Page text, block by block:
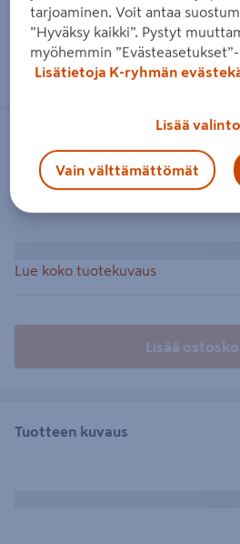
Lue koko tuotekuvaus
Lisää
Tuotteen kuvaus
tarjoaminen. Voit antaa
”Hyväksy kaikki”. Pystyt
myöhemmin
Lisätietoja K-ryhmän
Lisää
Vain välttämättömät